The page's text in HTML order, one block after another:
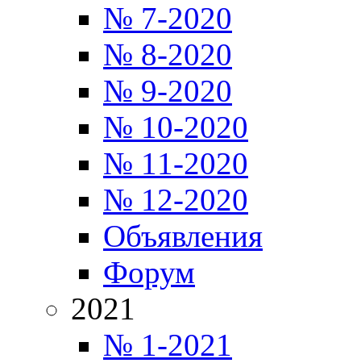
№ 7-2020
№ 8-2020
№ 9-2020
№ 10-2020
№ 11-2020
№ 12-2020
Объявления
Форум
2021
№ 1-2021